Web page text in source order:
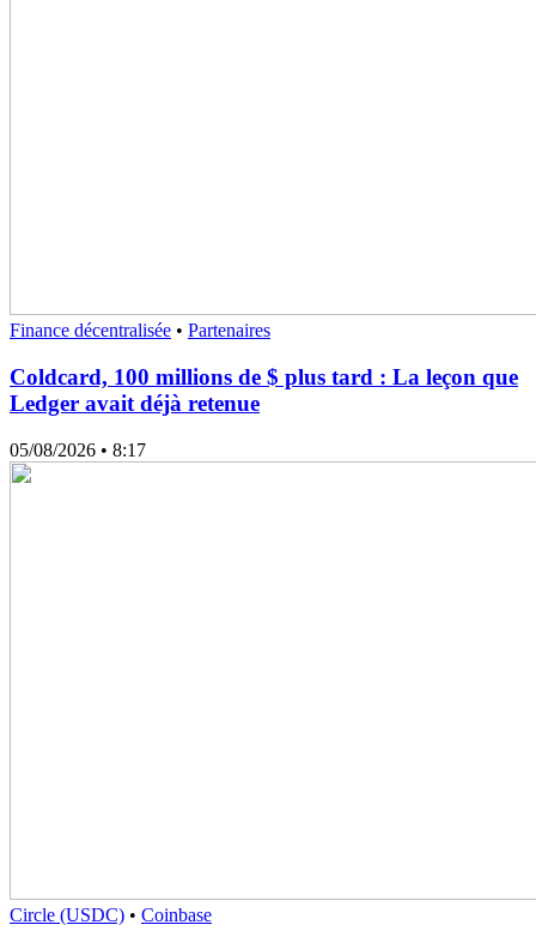
Finance décentralisée • Partenaires
Coldcard, 100 millions de $ plus tard : La leçon que
Ledger avait déjà retenue
05/08/2026 • 8:17
Circle (USDC) • Coinbase